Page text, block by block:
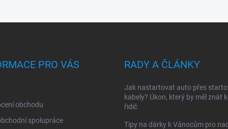
PRO VÁS
obchodu
spolupráce
RADY A ČLÁNKY
Jak nastartovat auto přes
kabely? Úkon, který by měl znát
řidič
Tipy na dárky k Vánocům pro